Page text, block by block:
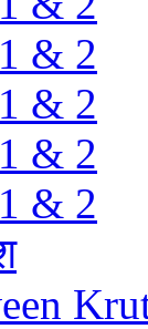
& 2
& 2
& 2
& 2